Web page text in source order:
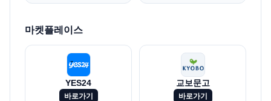
마켓플레이스
YES24
바로가기
교보문고
바로가기